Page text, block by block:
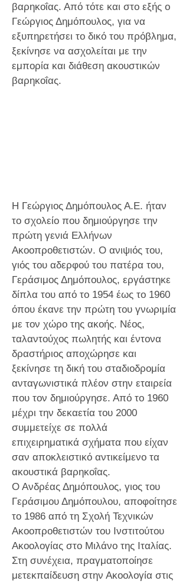
βαρηκοΐας. Από τότε και στο εξής ο
Γεώργιος Δημόπουλος, για να
εξυπηρετήσει το δικό του πρόβλημα,
ξεκίνησε να ασχολείται με την
εμπορία και διάθεση ακουστικών
βαρηκοΐας.
Η Γεώργιος Δημόπουλος Α.Ε. ήταν
το σχολείο που δημιούργησε την
πρώτη γενιά Ελλήνων
Ακοοπροθετιστών. Ο ανιψιός του,
γιός του αδερφού του πατέρα του,
Γεράσιμος Δημόπουλος, εργάστηκε
δίπλα του από το 1954 έως το 1960
όπου έκανε την πρώτη του γνωριμία
με τον χώρο της ακοής. Νέος,
ταλαντούχος πωλητής και έντονα
δραστήριος αποχώρησε και
ξεκίνησε τη δική του σταδιοδρομία
ανταγωνιστικά πλέον στην εταιρεία
που τον δημιούργησε. Από το 1960
μέχρι την δεκαετία του 2000
συμμετείχε σε πολλά
επιχειρηματικά σχήματα που είχαν
σαν αποκλειστικό αντικείμενο τα
ακουστικά βαρηκοΐας.
Ο Ανδρέας Δημόπουλος, γιος του
Γεράσιμου Δημόπουλου, αποφοίτησε
το 1986 από τη Σχολή Τεχνικών
Ακοοπροθετιστών του Ινστιτούτου
Ακοολογίας στο Μιλάνο της Ιταλίας.
Στη συνέχεια, πραγματοποίησε
μετεκπαίδευση στην Ακοολογία στις